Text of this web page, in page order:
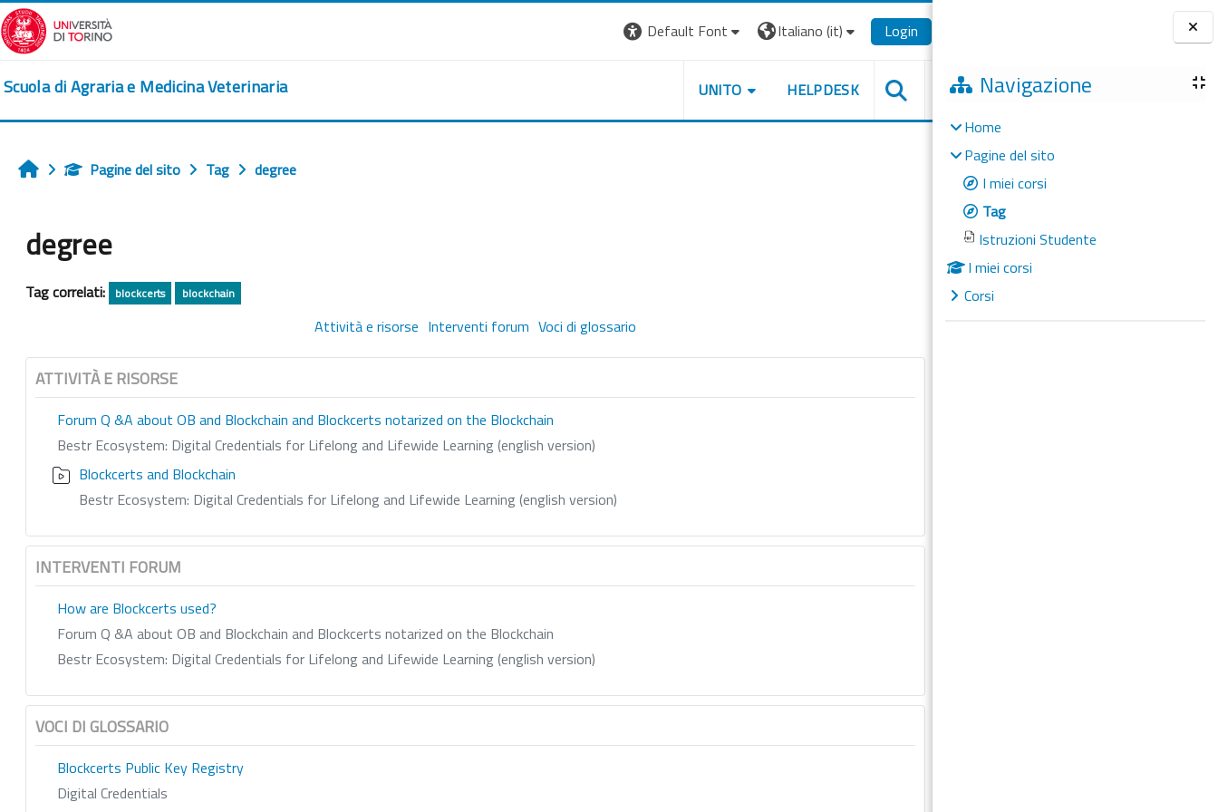
Vai al contenuto principale
Blocchi
Navigazione
Home
Pagine del sito
I miei corsi
Tag
Istruzioni Studente
I miei corsi
Corsi
Default Font Italiano ‎(it)‎ Login
Scuola di Agraria e Medicina Veterinaria UNITO HELPDESK
HomePagine del sito Tag degree
degree
Tag correlati: blockcerts blockchain
Attività e risorse Interventi forum Voci di glossario
ATTIVITÀ E RISORSE
Forum Q &A about OB and Blockchain and Blockcerts notarized on the Blockchain
Bestr Ecosystem: Digital Credentials for Lifelong and Lifewide Learning (english version)
Blockcerts and Blockchain
Bestr Ecosystem: Digital Credentials for Lifelong and Lifewide Learning (english version)
INTERVENTI FORUM
How are Blockcerts used?
Forum Q &A about OB and Blockchain and Blockcerts notarized on the Blockchain
Bestr Ecosystem: Digital Credentials for Lifelong and Lifewide Learning (english version)
VOCI DI GLOSSARIO
Blockcerts Public Key Registry
Digital Credentials